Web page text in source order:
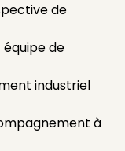
de
de
industriel
à